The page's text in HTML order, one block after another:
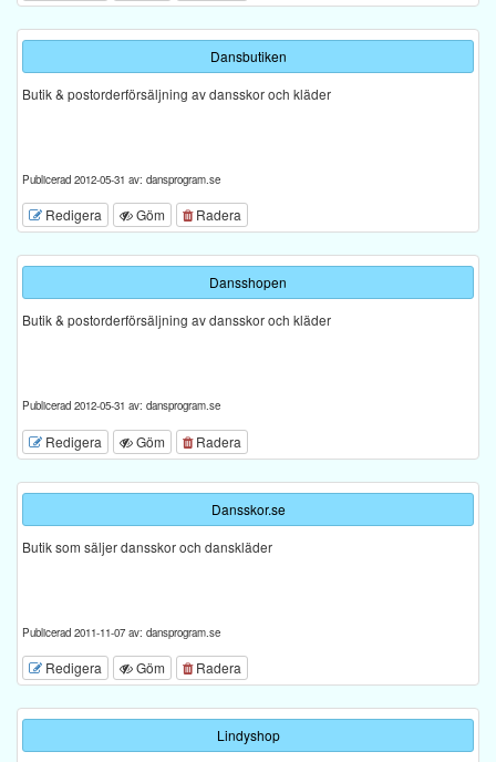
Dansbutiken
Butik & postorderförsäljning av dansskor och kläder
Publicerad 2012-05-31 av: dansprogram.se
Redigera Göm Radera
Dansshopen
Butik & postorderförsäljning av dansskor och kläder
Publicerad 2012-05-31 av: dansprogram.se
Redigera Göm Radera
Dansskor.se
Butik som säljer dansskor och danskläder
Publicerad 2011-11-07 av: dansprogram.se
Redigera Göm Radera
Lindyshop